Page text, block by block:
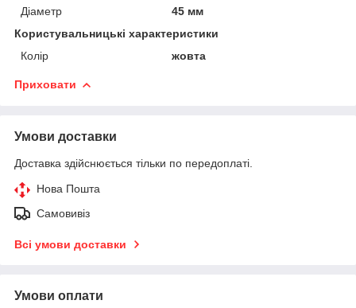
Діаметр
45 мм
Користувальницькі характеристики
Колір
жовта
Приховати
Умови доставки
Доставка здійснюється тільки по передоплаті.
Нова Пошта
Самовивіз
Всі умови доставки
Умови оплати